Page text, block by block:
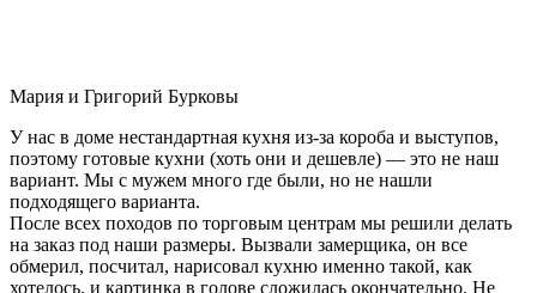
Мария и Григорий Бурковы
У нас в доме нестандартная кухня из-за короба и выступов,
поэтому готовые кухни (хоть они и дешевле) — это не наш
вариант. Мы с мужем много где были, но не нашли
подходящего варианта.
После всех походов по торговым центрам мы решили делать
на заказ под наши размеры. Вызвали замерщика, он все
обмерил, посчитал, нарисовал кухню именно такой, как
хотелось, и картинка в голове сложилась окончательно. Не